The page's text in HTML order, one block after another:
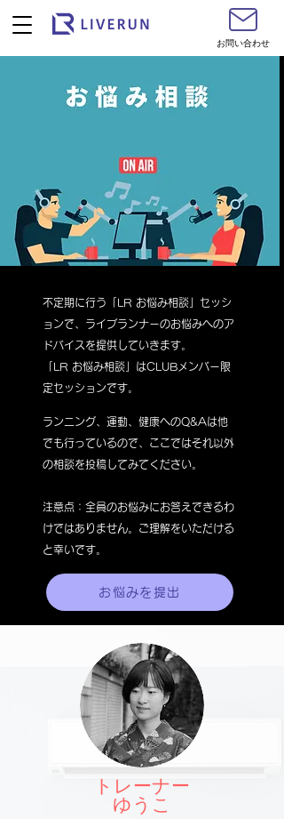
お問い合わせ
不定期に行う「LR お悩み相談」セッシ
ョンで、ライブランナーのお悩みへのア
ドバイスを提供していきます。
「LR お悩み相談」はCLUBメンバー限
定セッションです。
ランニング、運動、健康へのQ&Aは他
でも行っているので、ここではそれ 以外
の相談を投稿してみてください。
注意点：全員のお悩みにお答えできるわ
けではありません。ご理解をいただける
と幸いです。
お悩みを提出
トレーナー
​ゆうこ